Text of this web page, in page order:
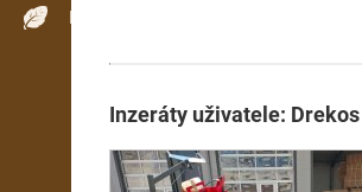
Dřeviny
Inzeráty uživatele: